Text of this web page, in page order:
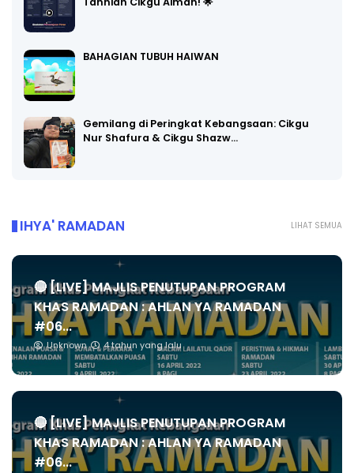
BAHAGIAN TUBUH HAIWAN
Gemilang di Peringkat Kebangsaan: Cikgu
Nur Shafura & Cikgu Shazw…
LIHAT SEMUA
IHYA' RAMADAN
🔴 [LIVE] MAJLIS PENUTUPAN PROGRAM
KHAS RAMADAN : AHLAN YA RAMADAN
#06...
Unknown 4 tahun yang lalu
🔴 [LIVE] MAJLIS PENUTUPAN PROGRAM
KHAS RAMADAN : AHLAN YA RAMADAN
#06...